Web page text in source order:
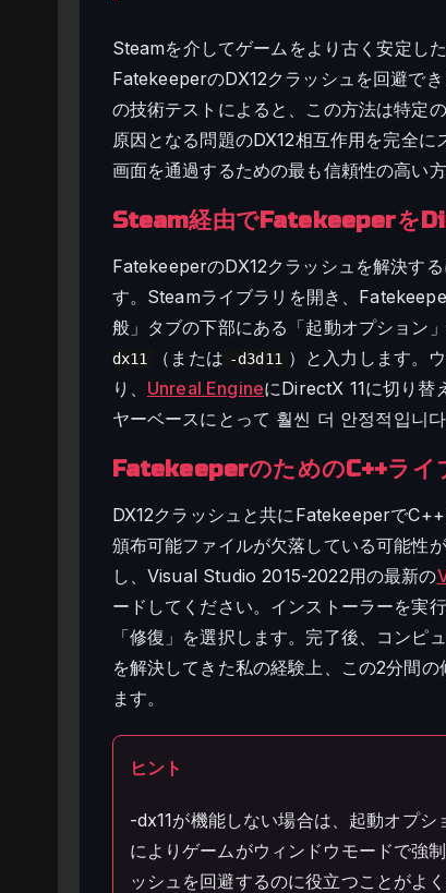
Steamを介してゲームをより古く安定し
FatekeeperのDX12クラッシュを回避で
の技術テストによると、この方法は特定
原因となる問題のDX12相互作用を完全
画面を通過するための最も信頼性の高い方
Steam経由でFatekeeperを
FatekeeperのDX12クラッシュを解決す
す。Steamライブラリを開き、
般」タブの下部にある「起動オプション
dx11
（または -d3d11 ）と入力します。
り、 Unreal EngineにDirectX 11に切り替
ヤーベースにとって 훨씬 더 안정적입니다
FatekeeperのためのC++ライ
DX12クラッシュと共にFatekeeperで
頒布可能ファイルが欠落している可能性
し、Visual Studio 2015-2022用の最新の
ードしてください。インストーラーを実
「修復」を選択します。完了後、コンピ
を解決してきた私の経験上、この2分間
ます。
ヒント
-dx11が機能しない場合は、起動オプ
によりゲームがウィンドウモードで強
ッシュを回避するのに役立つことがよく